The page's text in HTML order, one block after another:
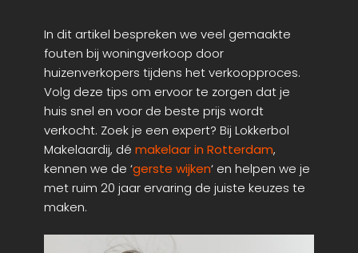
In dit artikel bespreken we veel gemaakte
fouten bij woningverkoop door
huizenverkopers tijdens het verkoopproces.
Volg deze tips om ervoor te zorgen dat je
huis snel en voor de beste prijs wordt
verkocht. Zoek je een expert? Bij Lokkerbol
Makelaardij, dé makelaar in Rotterdam,
kennen we de ‘gerste wijken‘ en helpen we je
met ruim 20 jaar ervaring de juiste keuzes te
maken.